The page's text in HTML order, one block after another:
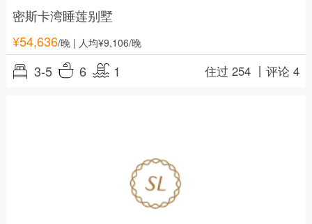
密斯卡湾睡莲别墅
¥54,636/晚| 人均¥9,106/晚
3-5 6 1 住过 254 丨评论 4